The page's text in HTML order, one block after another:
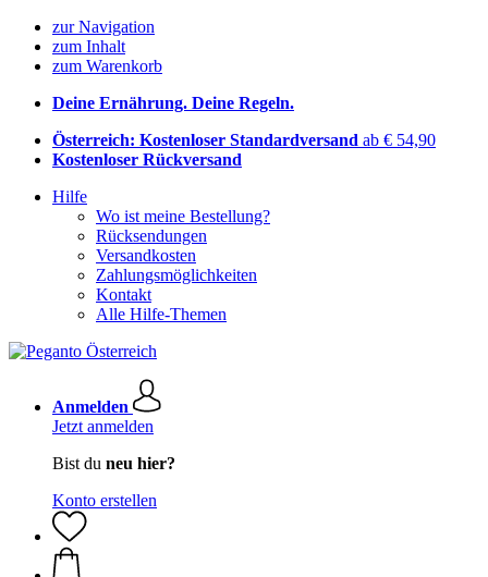
zur Navigation
zum Inhalt
zum Warenkorb
Deine Ernährung. Deine Regeln.
Österreich: Kostenloser Standardversand ab € 54,90
Kostenloser Rückversand
Hilfe
Wo ist meine Bestellung?
Rücksendungen
Versandkosten
Zahlungsmöglichkeiten
Kontakt
Alle Hilfe-Themen
Anmelden
Jetzt anmelden
Bist du neu hier?
Konto erstellen